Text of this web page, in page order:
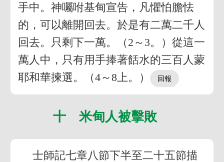
手中。神囑咐基甸宣告，凡懼怕膽怯
的，可以離開回去。於是有二萬二千人
回去。只剩下一萬。（2～3。）從這一
萬人中，只有用手捧著餂水的三百人蒙
耶和華揀選。（4～8上。）
十 米甸人被擊敗
士師記七章八節下半至二十五節描